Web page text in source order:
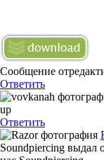
Сообщение
Ответить
up
Ответить
Soundpiercing выдал